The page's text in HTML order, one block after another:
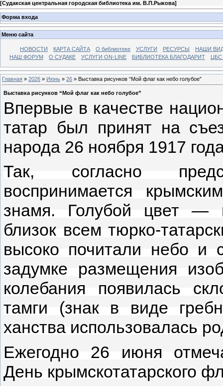
[Судакская центральная городская библиотека им. В.П.Рыкова]
Форма входа
Меню сайта
НОВОСТИ КАРТА САЙТА О библиотеке УСЛУГИ РЕСУРСЫ
НАШИ
НАШ ФОРУМ
О СУДАКЕ УСЛУГИ ON-LINE БИБЛИОТЕКА БЛАГОДАРИТ
Главная » 2026 » Июнь » 26 » Выставка рисунков “Мой флаг как небо голубое”
Выставка рисунков “Мой флаг как небо голубое”
Впервые в качестве
татар был принят на
народа 26 ноября 1917
Так, согласно
воспринимается
знамя. Голубой цвет —
близок всем тюрко-
высоко почитали небо и
задумке размещения
колебания появилась
тамги (знак в виде
ханства использовалась
Ежегодно 26 июня
День крымскотатарского